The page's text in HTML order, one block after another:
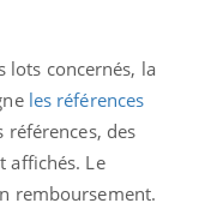
lots concernés, la
les références
références, des
affichés. Le
remboursement.